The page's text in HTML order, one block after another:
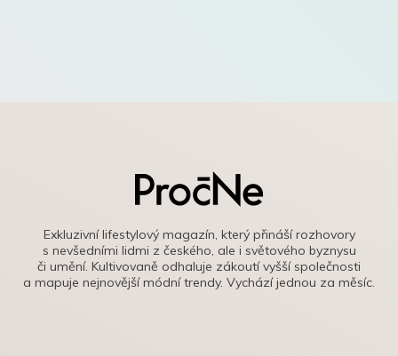
Exkluzivní lifestylový magazín, který přináší rozhovory
s nevšedními lidmi z českého, ale i světového byznysu
či umění. Kultivovaně odhaluje zákoutí vyšší společnosti
a mapuje nejnovější módní trendy. Vychází jednou za měsíc.